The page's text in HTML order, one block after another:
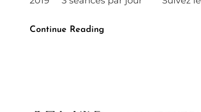
Continue Reading